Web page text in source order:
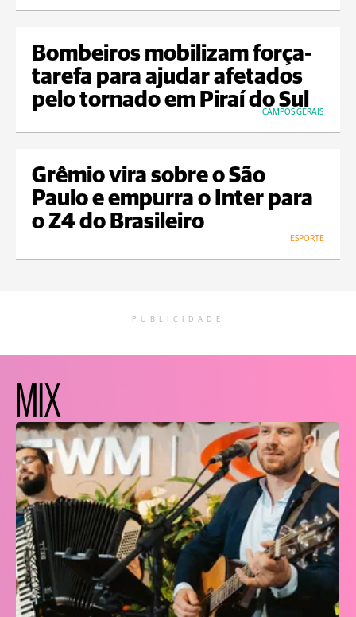
Bombeiros mobilizam força-
tarefa para ajudar afetados
pelo tornado em Piraí do Sul
CAMPOS GERAIS
Grêmio vira sobre o São
Paulo e empurra o Inter para
o Z4 do Brasileiro
ESPORTE
PUBLICIDADE
MIX